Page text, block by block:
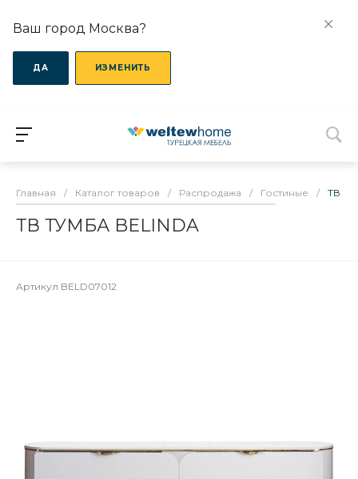
Ваш город Москва?
ДА ИЗМЕНИТЬ
Главная / Каталог товаров / Распродажа / Гостиные / ТВ
ТВ ТУМБА BELINDA
Артикул BELD07012